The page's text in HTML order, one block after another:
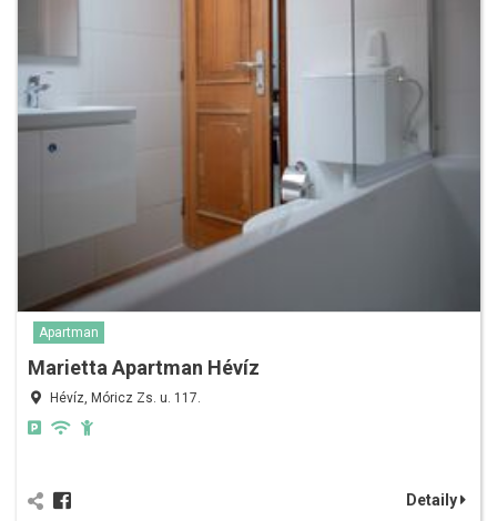
Apartman
Marietta Apartman Hévíz
Hévíz, Móricz Zs. u. 117.
Detaily